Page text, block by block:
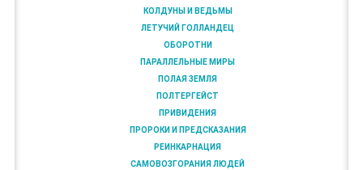
КОЛДУНЫ И ВЕДЬМЫ
ЛЕТУЧИЙ ГОЛЛАНДЕЦ
ОБОРОТНИ
ПАРАЛЛЕЛЬНЫЕ МИРЫ
ПОЛАЯ ЗЕМЛЯ
ПОЛТЕРГЕЙСТ
ПРИВИДЕНИЯ
ПРОРОКИ И ПРЕДСКАЗАНИЯ
РЕИНКАРНАЦИЯ
САМОВОЗГОРАНИЯ ЛЮДЕЙ